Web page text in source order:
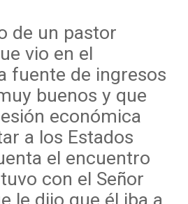
de un pastor
vio en el
fuente de ingresos
buenos y que
económica
a los Estados
el encuentro
con el Señor